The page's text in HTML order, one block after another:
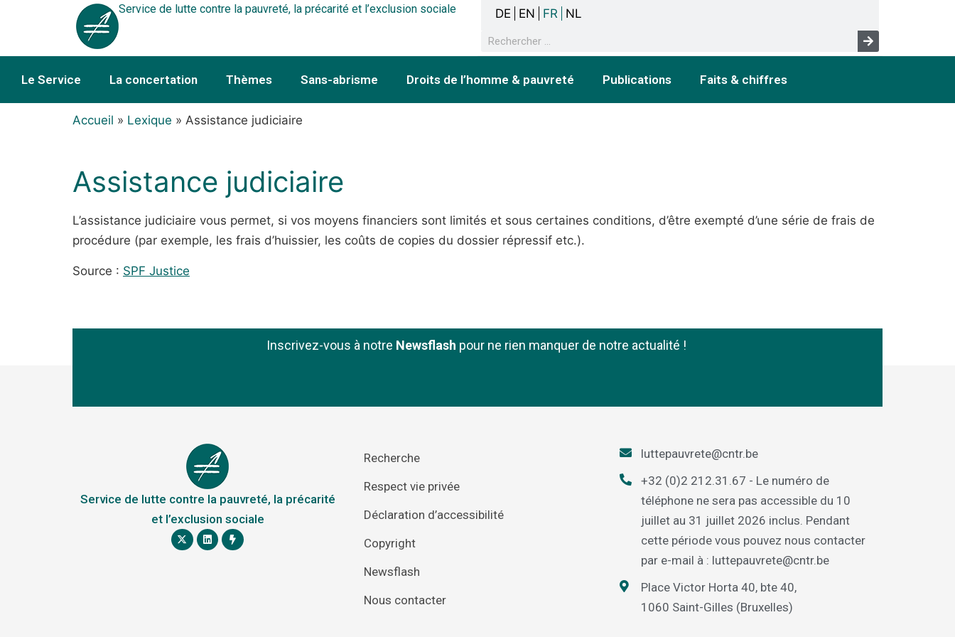
Service de lutte contre la pauvreté, la précarité et l’exclusion sociale DE EN FR NL
Le Service La concertation Thèmes Sans-abrisme Droits de l’homme & pauvreté Publications Faits & chiffres
Accueil » Lexique » Assistance judiciaire
Assistance judiciaire
L’assistance judiciaire vous permet, si vos moyens financiers sont limités et sous certaines conditions, d’être exempté d’une série de frais de
procédure (par exemple, les frais d’huissier, les coûts de copies du dossier répressif etc.).
Source : SPF Justice
Inscrivez-vous à notre Newsflash pour ne rien manquer de notre actualité !
Service de lutte contre la pauvreté, la précarité
et l’exclusion sociale
Recherche
Respect vie privée
Déclaration d’accessibilité
Copyright
Newsflash
Nous contacter
luttepauvrete@cntr.be
+32 (0)2 212.31.67 - Le numéro de
téléphone ne sera pas accessible du 10
juillet au 31 juillet 2026 inclus. Pendant
cette période vous pouvez nous contacter
par e-mail à : luttepauvrete@cntr.be
Place Victor Horta 40, bte 40,
1060 Saint-Gilles (Bruxelles)